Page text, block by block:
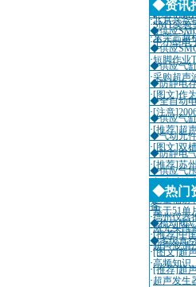
·深圳市迈
·北京兴华
·东莞三越
◆导向轴
◆供应
◆供应
◆供应气
◆防静电
◆全自动
◆供应气
◆气动元
◆防静电
◆供应气
◆空气洁
备
◆梳动阀
◆多级真空
◆资讯
·SMT实验
·中小型电
·短脚作业
·采购超声
·[图文]作
·[注意
·[推荐]超
·[图文]双
·[推荐]苏
超声波诊
·适量辐射
·德州仪器
·[推荐]中
·[图文]超
·[推荐]超
◆热门
·基于51单
·激光头维
·超声波清
·高频知识
·超声发生